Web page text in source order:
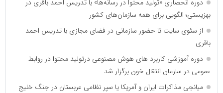
دوره انحصاری «تولید محتوا در رسانه‌ها» با تدریس احمد باقری در
بهزیستی؛ الگویی برای همه سازمان‌های کشور
از سئوی سایت تا حضور سازمانی در فضای مجازی با تدریس احمد
باقری
دوره آموزشی کاربرد های هوش مصنوعی درتولید محتوا در روابط
عمومی در سازمان انتقال خون برگزار شد
میانجی مذاکرات ایران و آمریکا یا سپر نظامی عربستان در جنگ خلیج